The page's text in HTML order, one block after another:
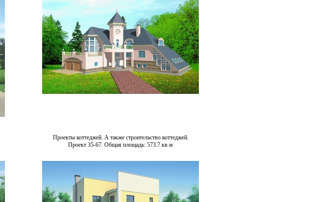
Проекты коттеджей. А также строительство коттеджей.
Проект 35-67. Общая площадь: 573.7 кв.м